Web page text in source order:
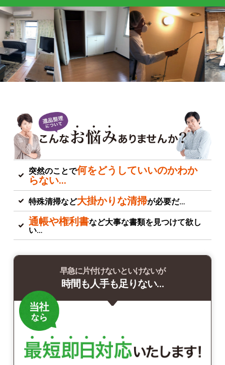
突然のことで何をどうしていいのかわか
らない…
特殊清掃など大掛かりな清掃が必要だ…
通帳や権利書など大事な書類を見つけて欲し
い…
早急に片付けないといけないが
時間も人手も足りない…